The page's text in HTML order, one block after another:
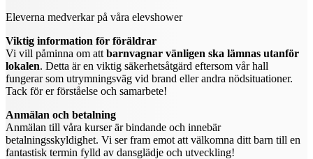
Eleverna medverkar på våra elevshower
Viktig information för föräldrar
Vi vill påminna om att barnvagnar vänligen ska lämnas utanför
lokalen. Detta är en viktig säkerhetsåtgärd eftersom vår hall
fungerar som utrymningsväg vid brand eller andra nödsituationer.
Tack för er förståelse och samarbete!
Anmälan och betalning
Anmälan till våra kurser är bindande och innebär
betalningsskyldighet. Vi ser fram emot att välkomna ditt barn till en
fantastisk termin fylld av dansglädje och utveckling!